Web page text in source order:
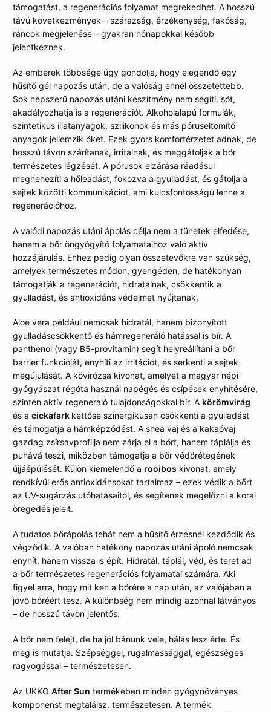
támogatást, a regenerációs folyamat megrekedhet. A hosszú
távú következmények – szárazság, érzékenység, fakóság,
ráncok megjelenése – gyakran hónapokkal később
jelentkeznek.
Az emberek többsége úgy gondolja, hogy elegendő egy
hűsítő gél napozás után, de a valóság ennél összetettebb.
Sok népszerű napozás utáni készítmény nem segíti, sőt,
akadályozhatja is a regenerációt. Alkoholalapú formulák,
szintetikus illatanyagok, szilikonok és más póruseltömítő
anyagok jellemzik őket. Ezek gyors komfortérzetet adnak, de
hosszú távon szárítanak, irritálnak, és meggátolják a bőr
természetes légzését. A pórusok elzárása ráadásul
megnehezíti a hőleadást, fokozva a gyulladást, és gátolja a
sejtek közötti kommunikációt, ami kulcsfontosságú lenne a
regenerációhoz.
A valódi napozás utáni ápolás célja nem a tünetek elfedése,
hanem a bőr öngyógyító folyamataihoz való aktív
hozzájárulás. Ehhez pedig olyan összetevőkre van szükség,
amelyek természetes módon, gyengéden, de hatékonyan
támogatják a regenerációt, hidratálnak, csökkentik a
gyulladást, és antioxidáns védelmet nyújtanak.
Aloe vera például nemcsak hidratál, hanem bizonyított
gyulladáscsökkentő és hámregeneráló hatással is bír. A
panthenol (vagy B5-provitamin) segít helyreállítani a bőr
barrier funkcióját, enyhíti az irritációt, és serkenti a sejtek
megújulását. A kövirózsa kivonat, amelyet a magyar népi
gyógyászat régóta használ napégés és csípések enyhítésére,
szintén aktív regeneráló tulajdonságokkal bír. A körömvirág
és a cickafark kettőse szinergikusan csökkenti a gyulladást
és támogatja a hámképződést. A shea vaj és a kakaóvaj
gazdag zsírsavprofilja nem zárja el a bőrt, hanem táplálja és
puhává teszi, miközben támogatja a bőr védőrétegének
újjáépülését. Külön kiemelendő a rooibos kivonat, amely
rendkívül erős antioxidánsokat tartalmaz – ezek védik a bőrt
az UV-sugárzás utóhatásaitól, és segítenek megelőzni a korai
öregedés jeleit.
A tudatos bőrápolás tehát nem a hűsítő érzésnél kezdődik és
végződik. A valóban hatékony napozás utáni ápoló nemcsak
enyhít, hanem vissza is épít. Hidratál, táplál, véd, és teret ad
a bőr természetes regenerációs folyamatai számára. Aki
figyel arra, hogy mit ken a bőrére a nap után, az valójában a
jövő bőréért tesz. A különbség nem mindig azonnal látványos
– de hosszú távon jelentős.
A bőr nem felejt, de ha jól bánunk vele, hálás lesz érte. És
meg is mutatja. Szépséggel, rugalmassággal, egészséges
ragyogással – természetesen.
Az UKKO After Sun termékében minden gyógynövényes
komponenst megtalálsz, természetesen. A termék